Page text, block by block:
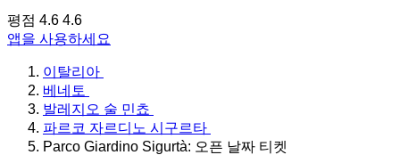
평점 4.6 4.6
앱을 사용하세요
이탈리아
베네토
발레지오 술 민쵸
파르코 자르디노 시구르타
Parco Giardino Sigurtà: 오픈 날짜 티켓